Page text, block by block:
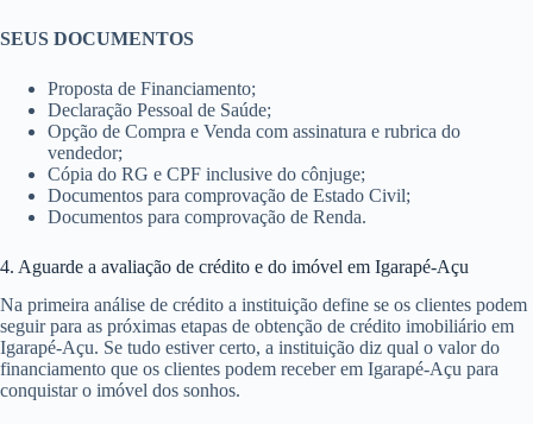
SEUS DOCUMENTOS
Proposta de Financiamento;
Declaração Pessoal de Saúde;
Opção de Compra e Venda com assinatura e rubrica do
vendedor;
Cópia do RG e CPF inclusive do cônjuge;
Documentos para comprovação de Estado Civil;
Documentos para comprovação de Renda.
4. Aguarde a avaliação de crédito e do imóvel em Igarapé-Açu
Na primeira análise de crédito a instituição define se os clientes podem
seguir para as próximas etapas de obtenção de crédito imobiliário em
Igarapé-Açu. Se tudo estiver certo, a instituição diz qual o valor do
financiamento que os clientes podem receber em Igarapé-Açu para
conquistar o imóvel dos sonhos.